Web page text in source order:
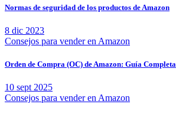
Normas de seguridad de los productos de Amazon
8 dic 2023
Consejos para vender en Amazon
Orden de Compra (OC) de Amazon: Guía Completa
10 sept 2025
Consejos para vender en Amazon